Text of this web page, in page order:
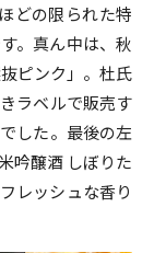
どの限られた特
。真ん中は、秋
ピンク」。杜氏
ラベルで販売す
した。最後の左
吟醸酒 しぼりた
レッシュな香り